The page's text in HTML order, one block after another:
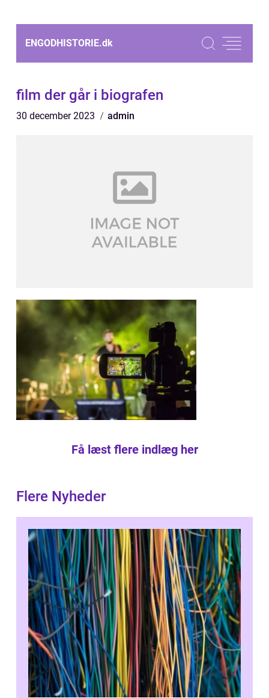
ENGODHISTORIE.dk
film der går i biografen
30 december 2023 admin
Få læst flere indlæg her
Flere Nyheder